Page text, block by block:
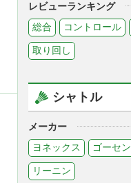
レビューランキング
総合
コントロール
取り回し
シャトル
メーカー
ヨネックス
ゴーセン
リーニン